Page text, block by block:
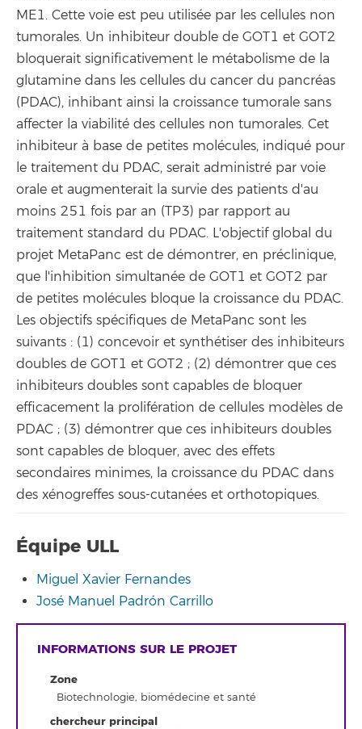
ME1. Cette voie est peu utilisée par les cellules non
tumorales. Un inhibiteur double de GOT1 et GOT2
bloquerait significativement le métabolisme de la
glutamine dans les cellules du cancer du pancréas
(PDAC), inhibant ainsi la croissance tumorale sans
affecter la viabilité des cellules non tumorales. Cet
inhibiteur à base de petites molécules, indiqué pour
le traitement du PDAC, serait administré par voie
orale et augmenterait la survie des patients d'au
moins 251 fois par an (TP3) par rapport au
traitement standard du PDAC. L'objectif global du
projet MetaPanc est de démontrer, en préclinique,
que l'inhibition simultanée de GOT1 et GOT2 par
de petites molécules bloque la croissance du PDAC.
Les objectifs spécifiques de MetaPanc sont les
suivants : (1) concevoir et synthétiser des inhibiteurs
doubles de GOT1 et GOT2 ; (2) démontrer que ces
inhibiteurs doubles sont capables de bloquer
efficacement la prolifération de cellules modèles de
PDAC ; (3) démontrer que ces inhibiteurs doubles
sont capables de bloquer, avec des effets
secondaires minimes, la croissance du PDAC dans
des xénogreffes sous-cutanées et orthotopiques.
Équipe ULL
Miguel Xavier Fernandes
José Manuel Padrón Carrillo
INFORMATIONS SUR LE PROJET
Zone
Biotechnologie, biomédecine et santé
chercheur principal